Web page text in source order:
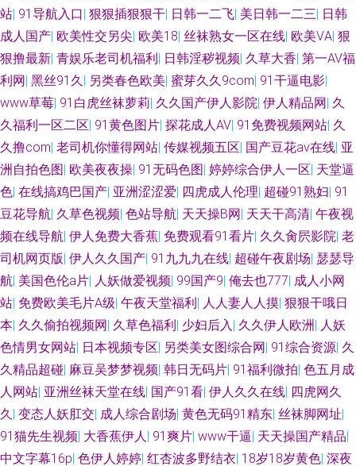
站| 91导航入口| 狠狠插狠狠干| 日韩一二飞| 美日韩一二三| 日韩
成人国产| 欧美性交另尖| 欧美18| 丝袜熟女一区在线| 欧美ⅤA| 狠
狠撸最新| 青娱乐老司机福利| 日韩淫秽视频| 久草大香| 第一AV福
利网| 黑丝91久| 另类春色欧美| 蜜芽久久9com| 91干逼电影|
www草莓| 91白虎丝袜萝莉| 久久国产伊人影院| 伊人精品网| 久
久福利一区二区| 91黄色图片| 探花成人AV| 91免费视频网站| 久
久撸com| 老司机你懂得网站| 传媒视频五区| 国产豆花av在线| 亚
洲自拍色图| 欧美夜夜操| 91无码色图| 婷婷综合伊人一区| 天堂逼
色| 在线搞鸡巴国产| 亚洲涩涩爱| 四虎成人伦理| 超碰91熟妇| 91
豆花导航| 久草色视频| 色站导航| 天天操B网| 天天干高清| 午夜视
频在线导航| 伊人免费大香蕉| 免费观看91看片| 久久肏屄影院| 老
司机网页版| 伊人久久国产| 91九九九在线| 超碰午夜剧场| 瑟瑟导
航| 美国色伦a片| 人妖做爱视频| 99国产9| 俺去也777| 成人小网
站| 免费欧美毛片A级| 午夜天堂福利| 人人妻人人摸| 狠狠干哦日
本| 久久偷拍视频网| 久草色福利| 少妇后入| 久久伊人欧洲 | 人妖
色情男女网站| 日本视频专区| 另类美女图综合网| 91综合资源| 久
久精品超碰| 麻豆吴梦梦视频| 韩日无码片| 91福利微拍| 色五月成
人网站| 亚洲丝袜天堂在线| 国产91看| 伊人久久在线| 四虎网久
久| 变态人妖肛交| 成人综合剧场| 黄色无码91精东| 丝袜脚网址|
91猫先生视频| 大香蕉伊人| 91爽片| www干逼| 天天操国产精品|
中文字幕16p| 色伊人婷婷| 红杏波多野结衣| 18岁18岁黄色| 深夜